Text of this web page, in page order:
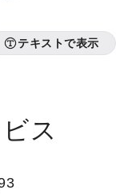
テキストで表示
ス